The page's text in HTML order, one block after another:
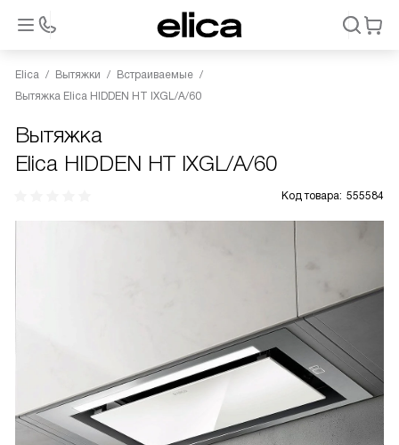
Elica Вытяжки
Встраиваемые
Вытяжка Elica HIDDEN HT IXGL/A/60
Вытяжка
Elica HIDDEN HT IXGL/A/60
Код товара: 555584